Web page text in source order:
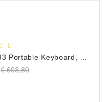
Normale
€ 603,80Prijs